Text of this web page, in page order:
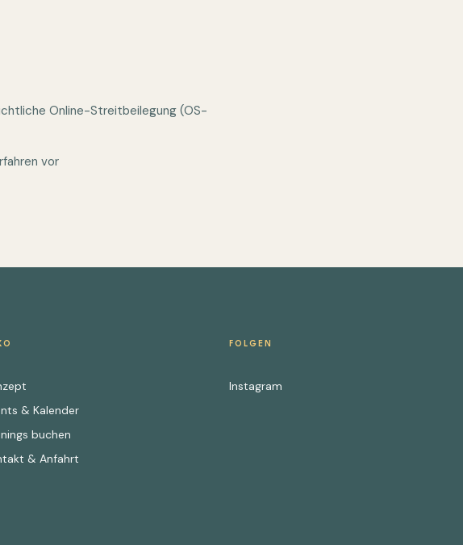
Online-Streitbeilegung (OS-
vor
& Kalender
buchen
& Anfahrt
FOLGEN
Instagram